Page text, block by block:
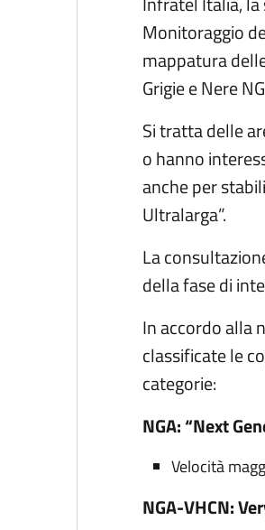
Monitoraggio
mappatura
Grigie e Nere
Si tratta delle
o hanno
anche per
Ultralarga”.
La
della fase di
In accordo alla
classificate le
categorie:
NGA: “Next
Velocità
NGA-VHCN: